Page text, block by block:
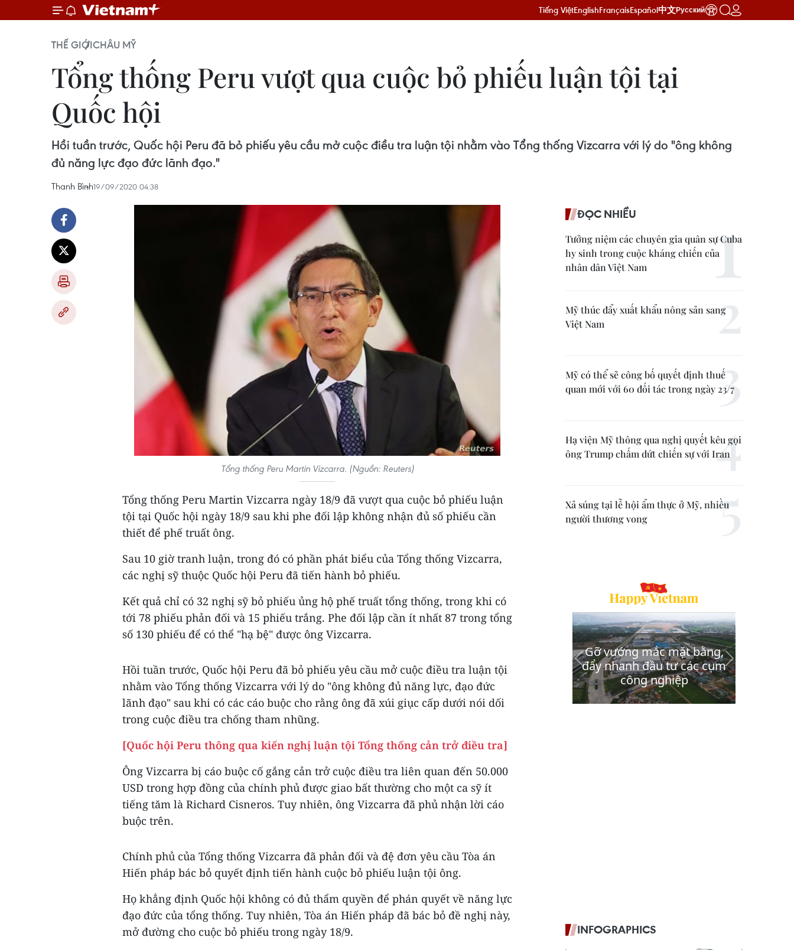
Tiếng ViệtEnglishFrançaisEspañol中文Русский
THẾ GIỚICHÂU MỸ
Tổng thống Peru vượt qua cuộc bỏ phiếu luận tội tại
Quốc hội
Hồi tuần trước, Quốc hội Peru đã bỏ phiếu yêu cầu mở cuộc điều tra luận tội nhằm vào Tổng thống Vizcarra với lý do "ông không
đủ năng lực đạo đức lãnh đạo."
Thanh Bình19/09/2020 04:38
Tổng thống Peru Martin Vizcarra. (Nguồn: Reuters)
Tổng thống Peru Martin Vizcarra ngày 18/9 đã vượt qua cuộc bỏ phiếu luận
tội tại Quốc hội ngày 18/9 sau khi phe đối lập không nhận đủ số phiếu cần
thiết để phế truất ông.
Sau 10 giờ tranh luận, trong đó có phần phát biểu của Tổng thống Vizcarra,
các nghị sỹ thuộc Quốc hội Peru đã tiến hành bỏ phiếu.
Kết quả chỉ có 32 nghị sỹ bỏ phiếu ủng hộ phế truất tổng thống, trong khi có
tới 78 phiếu phản đối và 15 phiếu trắng. Phe đối lập cần ít nhất 87 trong tổng
số 130 phiếu để có thể "hạ bệ" được ông Vizcarra.
Hồi tuần trước, Quốc hội Peru đã bỏ phiếu yêu cầu mở cuộc điều tra luận tội
nhằm vào Tổng thống Vizcarra với lý do "ông không đủ năng lực, đạo đức
lãnh đạo" sau khi có các cáo buộc cho rằng ông đã xúi giục cấp dưới nói dối
trong cuộc điều tra chống tham nhũng.
[Quốc hội Peru thông qua kiến nghị luận tội Tổng thống cản trở điều tra]
Ông Vizcarra bị cáo buộc cố gắng cản trở cuộc điều tra liên quan đến 50.000
USD trong hợp đồng của chính phủ được giao bất thường cho một ca sỹ ít
tiếng tăm là Richard Cisneros. Tuy nhiên, ông Vizcarra đã phủ nhận lời cáo
buộc trên.
Chính phủ của Tổng thống Vizcarra đã phản đối và đệ đơn yêu cầu Tòa án
Hiến pháp bác bỏ quyết định tiến hành cuộc bỏ phiếu luận tội ông.
Họ khẳng định Quốc hội không có đủ thẩm quyền để phán quyết về năng lực
đạo đức của tổng thống. Tuy nhiên, Tòa án Hiến pháp đã bác bỏ đề nghị này,
mở đường cho cuộc bỏ phiếu trong ngày 18/9.
ĐỌC NHIỀU
Tưởng niệm các chuyên gia quân sự Cuba
hy sinh trong cuộc kháng chiến của
nhân dân Việt Nam
Mỹ thúc đẩy xuất khẩu nông sản sang
Việt Nam
Mỹ có thể sẽ công bố quyết định thuế
quan mới với 60 đối tác trong ngày 23/7
Hạ viện Mỹ thông qua nghị quyết kêu gọi
ông Trump chấm dứt chiến sự với Iran
Xả súng tại lễ hội ẩm thực ở Mỹ, nhiều
người thương vong
INFOGRAPHICS